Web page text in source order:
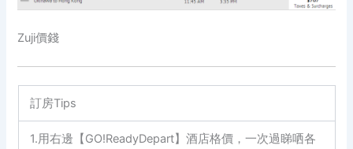
Zuji價錢
訂房Tips
1.用右邊【GO!ReadyDepart】酒店格價，一次過睇哂各